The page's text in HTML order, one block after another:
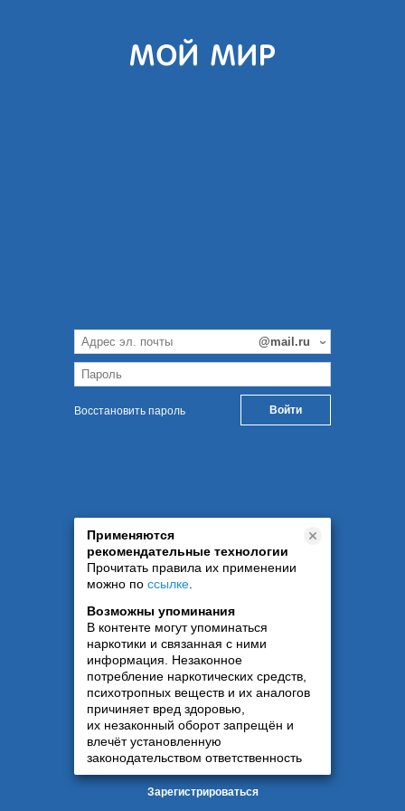
Восстановить пароль
Применяются
рекомендательные технологии
Прочитать правила их применении
можно по ссылке
Возможны упоминания
В контенте могут упоминаться
наркотики и связанная с ними
информация. Незаконное
потребление наркотических средств,
психотропных веществ и их аналогов
причиняет вред здоровью,
их незаконный оборот запрещён и
влечёт установленную
законодательством ответственность
Зарегистрироваться